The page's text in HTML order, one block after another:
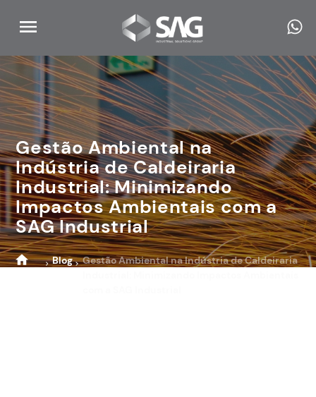
Gestão Ambiental na
Indústria de Caldeiraria
Industrial: Minimizando
Impactos Ambientais com a
SAG Industrial
Blog
Gestão Ambiental na Indústria de Caldeiraria